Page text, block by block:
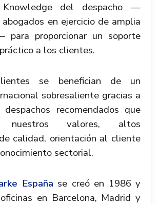
del despacho —
en ejercicio de amplia
para proporcionar un soporte
a los clientes.
se benefician de un
sobresaliente gracias a
recomendados que
nuestros valores, altos
calidad, orientación al cliente
sectorial.
España se creó en 1986 y
en Barcelona, Madrid y